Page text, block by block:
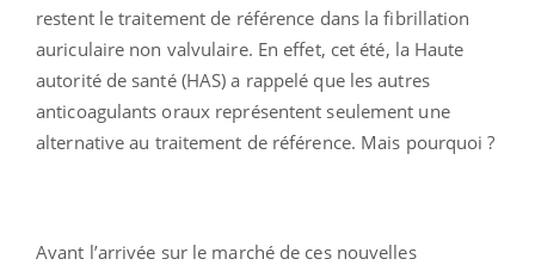
restent le traitement de référence dans la fibrillation
auriculaire non valvulaire. En effet, cet été, la Haute
autorité de santé (HAS) a rappelé que les autres
anticoagulants oraux représentent seulement une
alternative au traitement de référence. Mais pourquoi ?
Avant l’arrivée sur le marché de ces nouvelles